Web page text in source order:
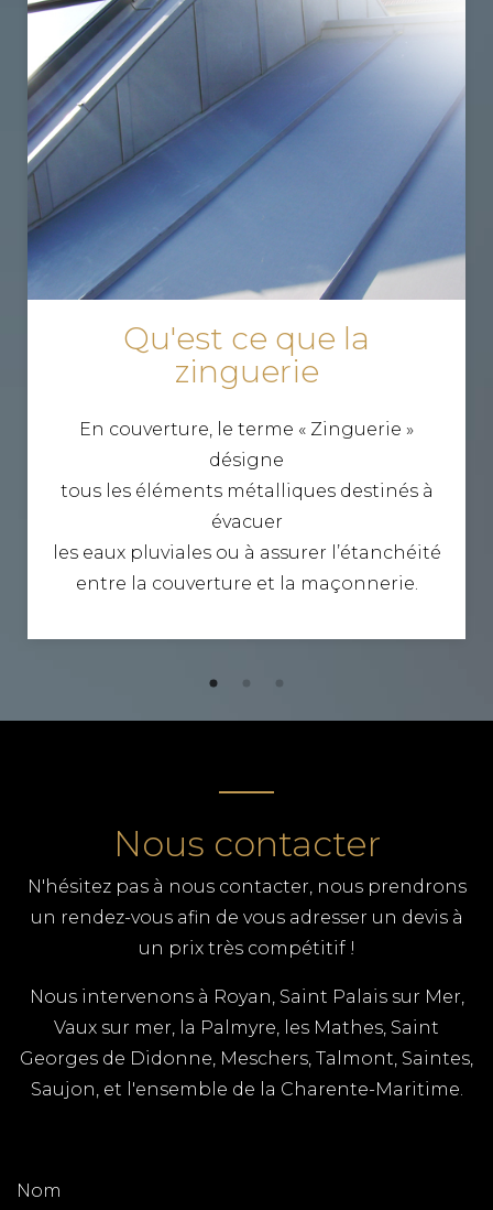
Qu'est ce que la
zinguerie
En couverture, le terme « Zinguerie »
désigne
tous les éléments métalliques destinés à
évacuer
les eaux pluviales ou à assurer l’étanchéité
entre la couverture et la maçonnerie.
Nous contacter
N'hésitez pas à nous contacter, nous prendrons
un rendez-vous afin de vous adresser un devis à
un prix très compétitif !
Nous intervenons à Royan, Saint Palais sur Mer,
Vaux sur mer, la Palmyre, les Mathes, Saint
Georges de Didonne, Meschers, Talmont, Saintes,
Saujon, et l'ensemble de la Charente-Maritime.
Nom